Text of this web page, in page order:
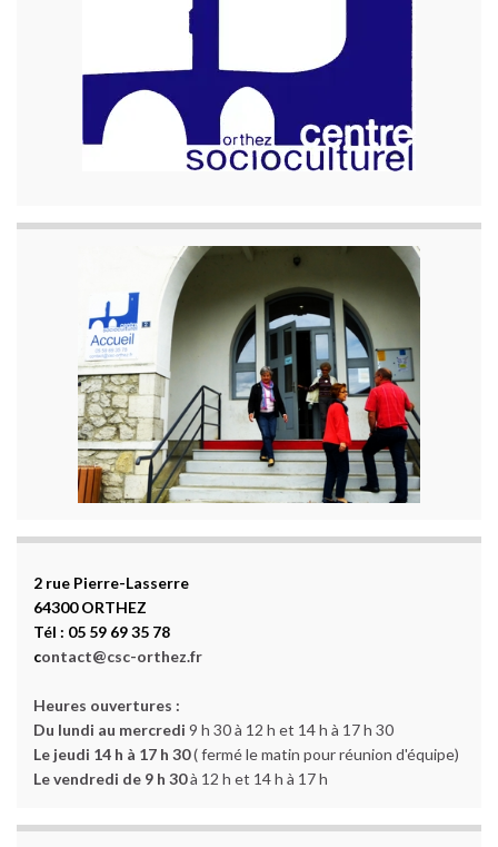
2 rue Pierre-Lasserre
64300 ORTHEZ
Tél : 05 59 69 35 78
contact@csc-orthez.fr
Heures ouvertures :
Du lundi au mercredi 9 h 30 à 12 h et 14 h à 17 h 30
Le jeudi 14 h à 17 h 30( fermé le matin pour réunion d'équipe)
Le vendredi de 9 h 30à 12 h et 14 h à 17 h